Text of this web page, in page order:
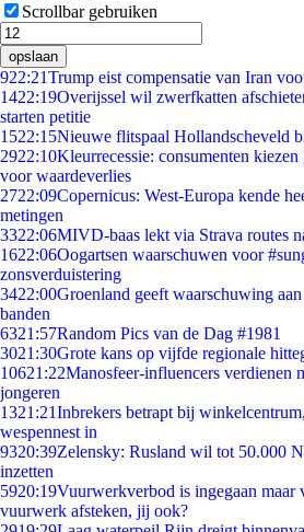
Scrollbar gebruiken
opslaan
922:21Trump eist compensatie van Iran
1422:19Overijssel wil zwerfkatten
starten petitie
1522:15Nieuwe flitspaal Hollandscheveld
2922:10Kleurrecessie: consumenten
voor waardeverlies
2722:09Copernicus: West-Europa kende
metingen
3322:06MIVD-baas lekt via Strava routes
1622:06Oogartsen waarschuwen voor
zonsverduistering
3422:00Groenland geeft waarschuwing
banden
6321:57Random Pics van de Dag #1981
3021:30Grote kans op vijfde regionale
10621:22Manosfeer-influencers verdienen
jongeren
1321:21Inbrekers betrapt bij
wespennest in
9320:39Zelensky: Rusland wil tot 50.000
inzetten
5920:19Vuurwerkverbod is ingegaan maar
vuurwerk afsteken, jij ook?